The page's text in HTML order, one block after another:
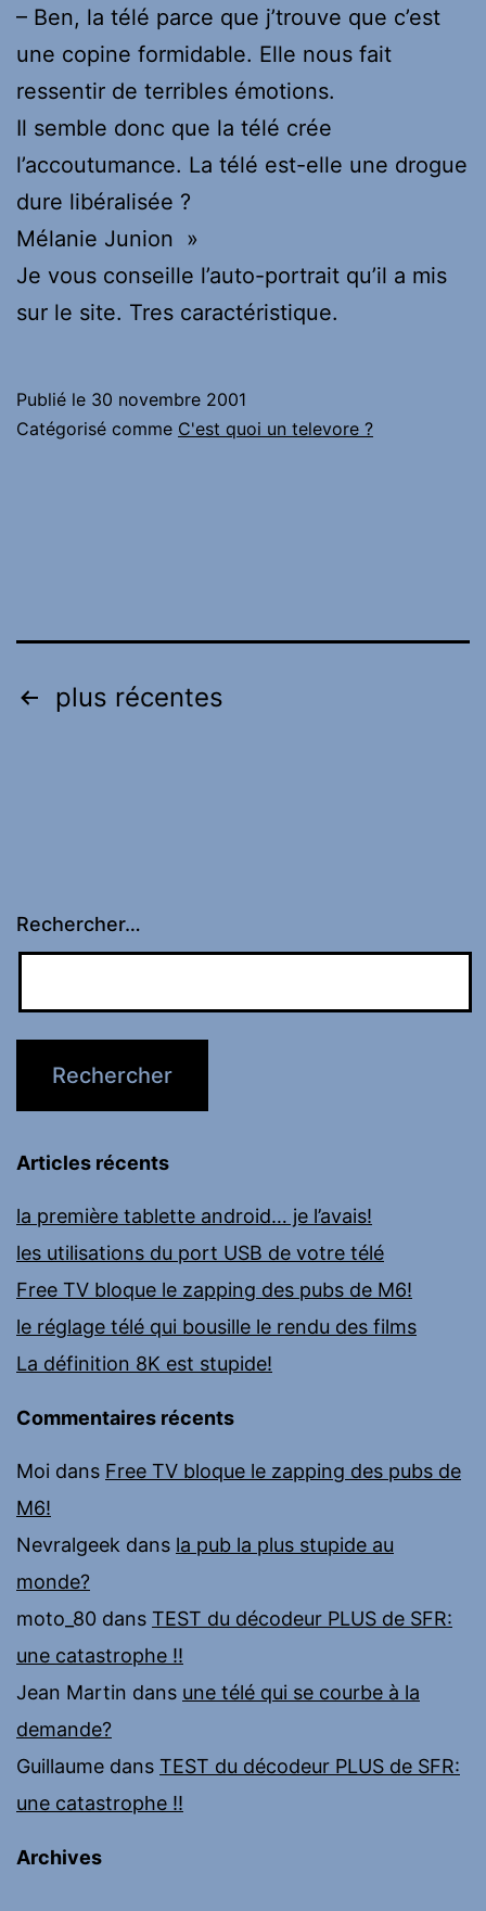
– Ben, la télé parce que j’trouve que c’est
une copine formidable. Elle nous fait
ressentir de terribles émotions.
Il semble donc que la télé crée
l’accoutumance. La télé est-elle une drogue
dure libéralisée ?
Mélanie Junion »
Je vous conseille l’auto-portrait qu’il a mis
sur le site. Tres caractéristique.
Publié le 30 novembre 2001
Catégorisé comme C'est quoi un televore ?
Pagination
plus récentes
Rechercher…
Articles récents
la première tablette android… je l’avais!
les utilisations du port USB de votre télé
Free TV bloque le zapping des pubs de M6!
le réglage télé qui bousille le rendu des films
La définition 8K est stupide!
Commentaires récents
Moi dans Free TV bloque le zapping des pubs de
M6!
Nevralgeek dans la pub la plus stupide au
monde?
moto_80 dans TEST du décodeur PLUS de SFR:
une catastrophe !!
Jean Martin dans une télé qui se courbe à la
demande?
Guillaume dans TEST du décodeur PLUS de SFR:
une catastrophe !!
Archives